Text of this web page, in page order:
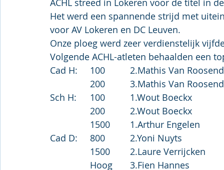
ACHL streed in Lokeren voor de titel in
Het werd een spannende strijd met
voor AV Lokeren en DC Leuven.
Onze ploeg werd zeer verdienstelijk
Volgende ACHL-atleten behaalden een